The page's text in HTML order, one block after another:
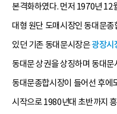
본격화하였다. 먼저 1970년 12
대형 원단 도매시장인 동대문
있던 기존 동대문시장은광장시
동대문 상권을 상징하며 동대
동대문종합시장이 들어선 후
시작으로 1980년대 초반까지